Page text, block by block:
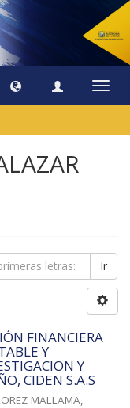
Ir
FINANCIERA
Y
Y
CIDEN S.A.S
MALLAMA,